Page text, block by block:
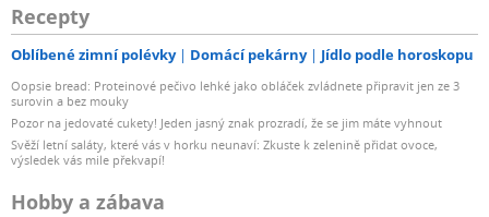
Recepty
Oblíbené zimní polévky Domácí pekárny Jídlo podle horoskopu
Oopsie bread: Proteinové pečivo lehké jako obláček zvládnete připravit jen ze 3
surovin a bez mouky
Pozor na jedovaté cukety! Jeden jasný znak prozradí, že se jim máte vyhnout
Svěží letní saláty, které vás v horku neunaví: Zkuste k zelenině přidat ovoce,
výsledek vás mile překvapí!
Hobby a zábava